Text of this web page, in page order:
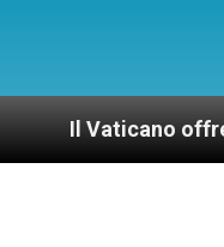
offre 20 punti